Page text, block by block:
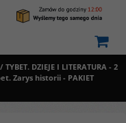
/ TYBET. DZIEJE I LITERATURA - 2
Zarys historii - PAKIET